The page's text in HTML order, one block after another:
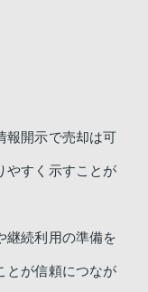
報開示で売却は可
やすく示すことが
継続利用の準備を
とが信頼につなが